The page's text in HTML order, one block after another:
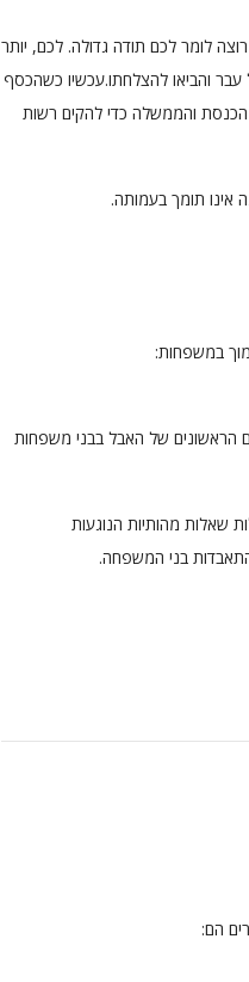
לומר לכם תודה גדולה. לכם, יותר
עבר והביאו להצלחתו.עכשיו כשהכסף
והממשלה כדי להקים רשות
אינו תומך בעמותה.
במשפחות:
הראשונים של האבל בבני משפחות
שאלות מהותיות הנוגעות
בני המשפחה.
הם: